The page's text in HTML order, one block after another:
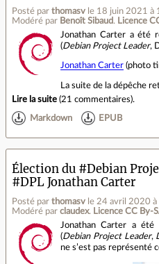
Posté par thomasv le 18 juin 2021 à
Modéré par Benoît Sibaud. Licence
Jonathan Carter a été
(Debian Project Leader,
Jonathan Carter (photo
La suite de la dépêche
Lire la suite (21 commentaires).
Markdown EPUB
Élection du #Debian
#DPL Jonathan Carter
Posté par thomasv le 24 avril 2020
Modéré par claudex. Licence CC
Jonathan Carter a été
(Debian Project Leader,
ne s’est pas représenté